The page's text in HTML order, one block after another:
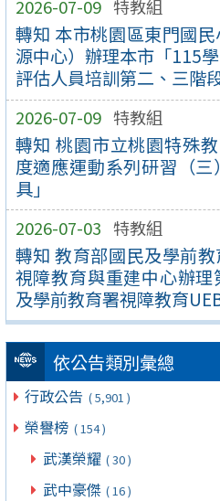
2026-07-09 特教組
轉知 本市桃園區東門國
源中心）辦理本市「115
評估人員培訓第二、三階
2026-07-09 特教組
轉知 桃園市立桃園特殊
度適應運動系列研習（
具」
2026-07-03 特教組
轉知 教育部國民及學前
視障教育與重建中心辦
及學前教育署視障教育
依公告類別彙總
行政公告 ( 5,901 )
榮譽榜 ( 154 )
武漢榮耀 ( 30 )
武中豪傑 ( 16 )